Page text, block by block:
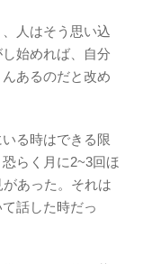
人はそう思い込
始めれば、自分
あるのだと改め
る時はできる限
らく月に2~3回ほ
あった。それは
話した時だっ